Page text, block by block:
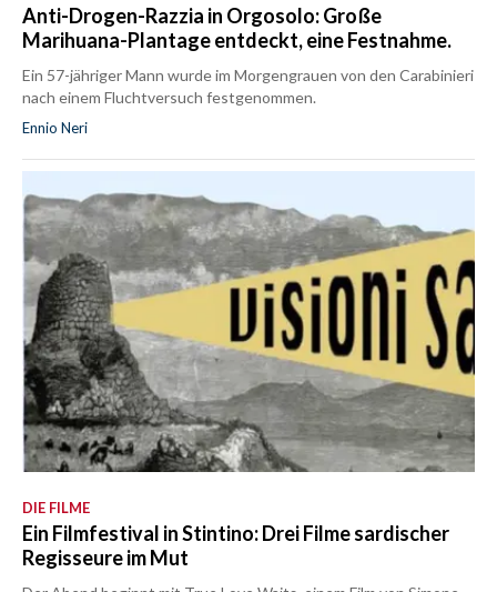
Anti-Drogen-Razzia in Orgosolo: Große
Marihuana-Plantage entdeckt, eine Festnahme.
Ein 57-jähriger Mann wurde im Morgengrauen von den Carabinieri
nach einem Fluchtversuch festgenommen.
Ennio Neri
DIE FILME
Ein Filmfestival in Stintino: Drei Filme sardischer
Regisseure im Mut